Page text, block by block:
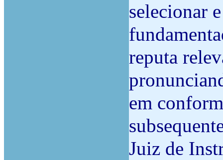
selecionar
reputa
em
Juiz de